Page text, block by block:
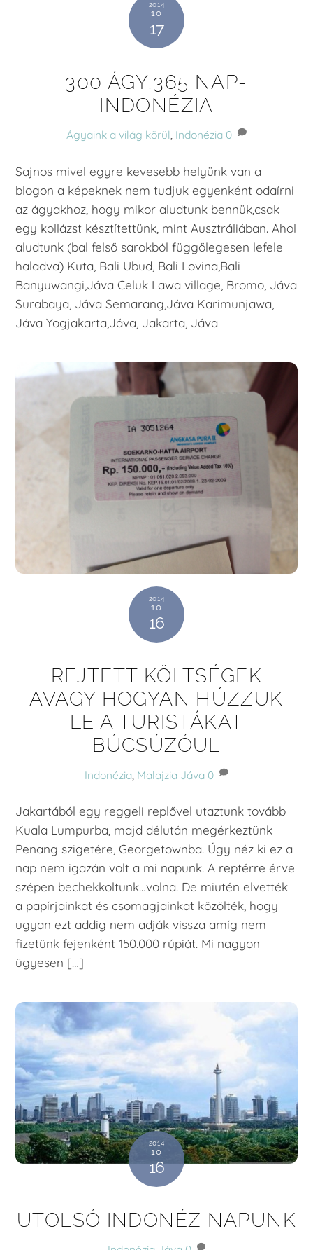
2014
10
17
300 ÁGY,365 NAP-
INDONÉZIA
Ágyaink a világ körül, Indonézia 0
Sajnos mivel egyre kevesebb helyünk van a
blogon a képeknek nem tudjuk egyenként odaírni
az ágyakhoz, hogy mikor aludtunk bennük,csak
egy kollázst késztítettünk, mint Ausztráliában. Ahol
aludtunk (bal felső sarokból függőlegesen lefele
haladva) Kuta, Bali Ubud, Bali Lovina,Bali
Banyuwangi,Jáva Celuk Lawa village, Bromo, Jáva
Surabaya, Jáva Semarang,Jáva Karimunjawa,
Jáva Yogjakarta,Jáva, Jakarta, Jáva
2014
10
16
REJTETT KÖLTSÉGEK
AVAGY HOGYAN HÚZZUK
LE A TURISTÁKAT
BÚCSÚZÓUL
Indonézia Malajzia Jáva 0
Jakartából egy reggeli replővel utaztunk tovább
Kuala Lumpurba, majd délután megérkeztünk
Penang szigetére, Georgetownba. Úgy néz ki ez a
nap nem igazán volt a mi napunk. A reptérre érve
szépen bechekkoltunk…volna. De miutén elvették
a papírjainkat és csomagjainkat közölték, hogy
ugyan ezt addig nem adják vissza amíg nem
fizetünk fejenként 150.000 rúpiát. Mi nagyon
ügyesen […]
2014
10
16
UTOLSÓ INDONÉZ NAPUNK